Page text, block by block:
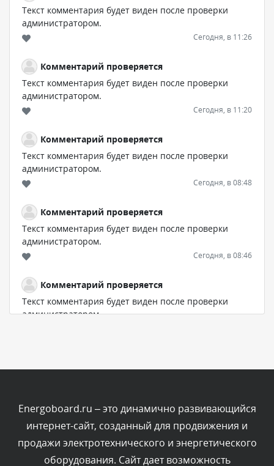
Текст комментария будет виден после проверки
администратором.
Сегодня, в 11:26
Комментарий проверяется
Текст комментария будет виден после проверки
администратором.
Сегодня, в 11:20
Комментарий проверяется
Текст комментария будет виден после проверки
администратором.
Сегодня, в 08:48
Комментарий проверяется
Текст комментария будет виден после проверки
администратором.
Сегодня, в 08:46
Комментарий проверяется
Текст комментария будет виден после проверки
администратором.
Комментарий проверяется
Текст комментария будет виден после проверки
администратором.
Energoboard.ru – это динамично развивающийся
интернет-сайт, созданный для продвижения и
продажи электротехнического и энергетического
оборудования. Сайт дает возможность